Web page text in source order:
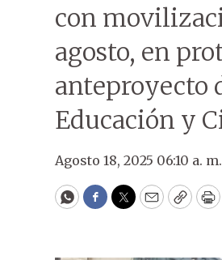
con
agosto, en
anteproyecto
Educación y
Agosto 18, 2025 06:10 a. m.
WhatsApp
Facebook
Twitter
EmailCopy